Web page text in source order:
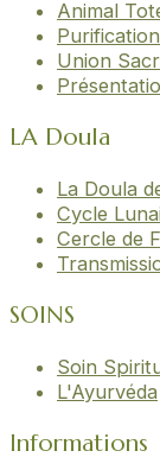
Animal
Union
LA Doula
La Doula
Cycle
Cercle de
SOINS
Soin
L'Ayurvéda
Informations